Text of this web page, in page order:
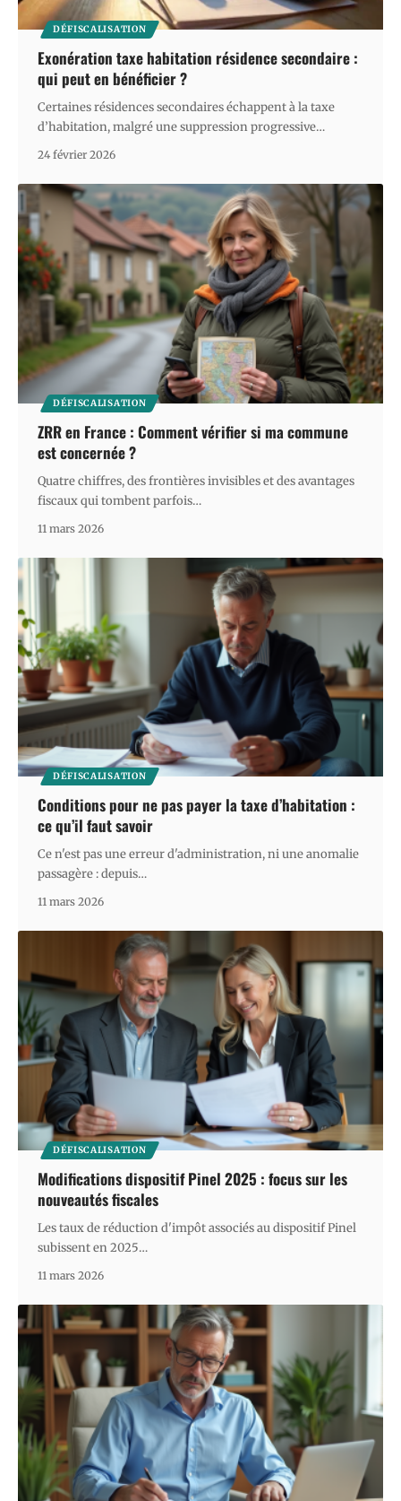
DÉFISCALISATION
Exonération taxe habitation résidence secondaire :
qui peut en bénéficier ?
Certaines résidences secondaires échappent à la taxe
d’habitation, malgré une suppression progressive…
24 février 2026
DÉFISCALISATION
ZRR en France : Comment vérifier si ma commune
est concernée ?
Quatre chiffres, des frontières invisibles et des avantages
fiscaux qui tombent parfois…
11 mars 2026
DÉFISCALISATION
Conditions pour ne pas payer la taxe d’habitation :
ce qu’il faut savoir
Ce n'est pas une erreur d'administration, ni une anomalie
passagère : depuis…
11 mars 2026
DÉFISCALISATION
Modifications dispositif Pinel 2025 : focus sur les
nouveautés fiscales
Les taux de réduction d'impôt associés au dispositif Pinel
subissent en 2025…
11 mars 2026